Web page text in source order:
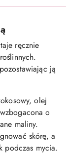
ręcznie
ją
olej
o
maliny.
skórę, a
podczas mycia.